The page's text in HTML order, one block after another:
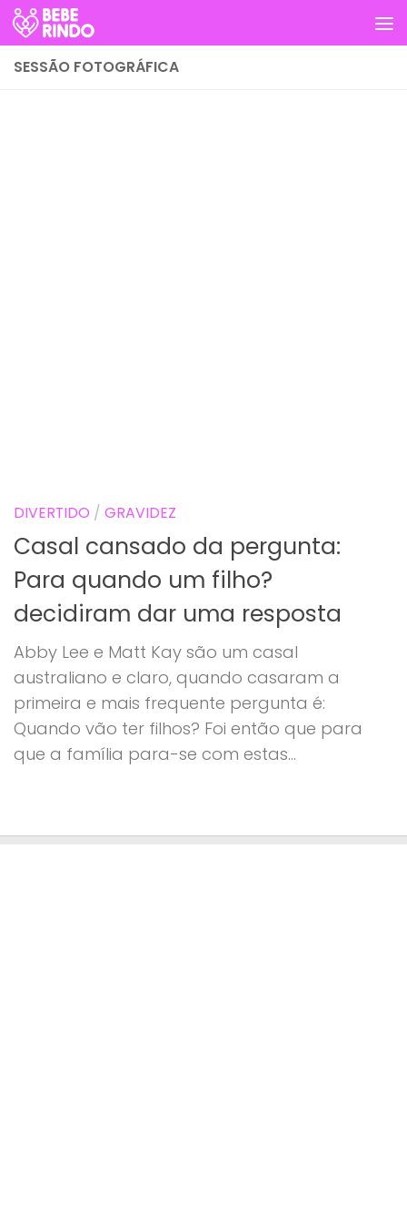
Skip to content
SESSÃO FOTOGRÁFICA
DIVERTIDO / GRAVIDEZ
Casal cansado da pergunta:
Para quando um filho?
decidiram dar uma resposta
Abby Lee e Matt Kay são um casal
australiano e claro, quando casaram a
primeira e mais frequente pergunta é:
Quando vão ter filhos? Foi então que para
que a família para-se com estas...